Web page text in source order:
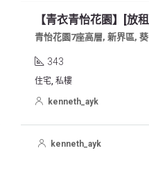
【青衣青怡花園】[放
青怡花園7座高層, 新界區,
343
住宅, 私樓
kenneth_ayk
kenneth_ayk